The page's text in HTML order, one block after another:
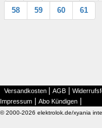
58 59 60 61
Versandkosten AGB
Impressum Abo Kündigen
© 2000-2026 elektrolok.de/xyania